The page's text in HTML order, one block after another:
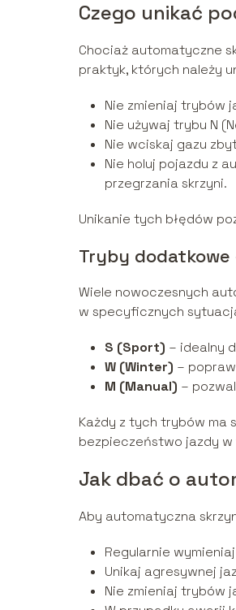
Czego unikać
Chociaż automatyczne
praktyk, których należy
Nie zmieniaj trybów
Nie używaj trybu N
Nie wciskaj gazu
Nie holuj pojazdu z
przegrzania skrzyni.
Unikanie tych błędów
Tryby dodatkowe
Wiele nowoczesnych
w specyficznych
S (Sport) – idealny
W (Winter) –
M (Manual) –
Każdy z tych trybów ma
bezpieczeństwo jazdy
Jak dbać o
Aby automatyczna
Regularnie
Unikaj agresywnej
Nie zmieniaj trybów